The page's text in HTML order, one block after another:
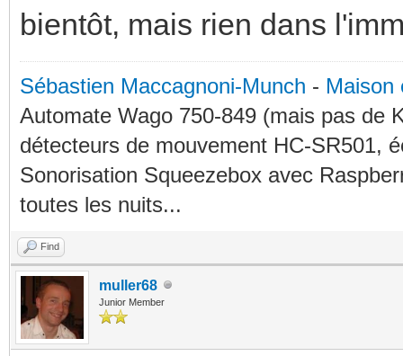
bientôt, mais rien dans
Sébastien Maccagnoni-Munch - Maison
Automate Wago 750-849 (mais pas de
détecteurs de mouvement HC-SR501,
Sonorisation Squeezebox avec
toutes les nuits...
Find
muller68
Junior Member